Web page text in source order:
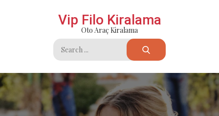
Vip Filo Kiralama
Oto Araç Kiralama
Search
for: